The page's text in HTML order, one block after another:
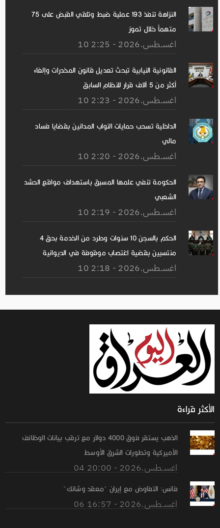
النزاهة تنفذ 193 عملية ضبط وتلقي القبض على 75
متهماً خلال تموز
10 اغســطس.2026 - 2:25
القانونية النيابية تبحث تعديل قانون المخدرات وإلغاء
أكثر من 5 آلاف قرار للنظام السابق
10 اغســطس.2026 - 2:23
الداخلية تسحب حمايات النواب المدانين بقضايا فساد
مالي
10 اغســطس.2026 - 2:20
الحكومة تنفي علمها المسبق باستهداف مواقع الحشد
الشعبي
10 اغســطس.2026 - 2:19
الحكم بالسجن 10 سنوات وطرد من الخدمة بحق 4
منتسبين بقضية اغتصاب موقوفة في الديوانية
10 اغســطس.2026 - 2:18
الأكثر قراءة
الذهب يستقر فوق 4000 دولار مع ترقب بيانات الوظائف
الأميركية وتطورات الشرق الأوسط
04 اغســطس.2026 - 20:00
فانس: التفاوض مع إيران "معقد وشائك"
06 اغســطس.2026 - 16:57